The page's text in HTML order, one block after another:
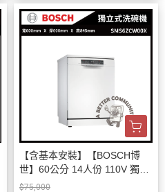
【含基本安裝】【BOSCH博
世】60公分 14人份 110V 獨立
式洗碗機 (SMS6ZCW00X)
$75,000